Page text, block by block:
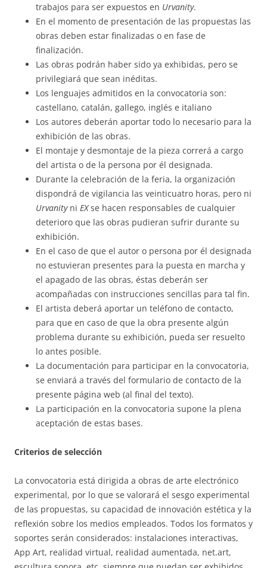
trabajos para ser expuestos en Urvanity.
En el momento de presentación de las propuestas las
obras deben estar finalizadas o en fase de
finalización.
Las obras podrán haber sido ya exhibidas, pero se
privilegiará que sean inéditas.
Los lenguajes admitidos en la convocatoria son:
castellano, catalán, gallego, inglés e italiano
Los autores deberán aportar todo lo necesario para la
exhibición de las obras.
El montaje y desmontaje de la pieza correrá a cargo
del artista o de la persona por él designada.
Durante la celebración de la feria, la organización
dispondrá de vigilancia las veinticuatro horas, pero ni
Urvanityni EXse hacen responsables de cualquier
deterioro que las obras pudieran sufrir durante su
exhibición.
En el caso de que el autor o persona por él designada
no estuvieran presentes para la puesta en marcha y
el apagado de las obras, éstas deberán ser
acompañadas con instrucciones sencillas para tal fin.
El artista deberá aportar un teléfono de contacto,
para que en caso de que la obra presente algún
problema durante su exhibición, pueda ser resuelto
lo antes posible.
La documentación para participar en la convocatoria,
se enviará a través del formulario de contacto de la
presente página web (al final del texto).
La participación en la convocatoria supone la plena
aceptación de estas bases.
Criterios de selección
La convocatoria está dirigida a obras de arte electrónico
experimental, por lo que se valorará el sesgo experimental
de las propuestas, su capacidad de innovación estética y la
reflexión sobre los medios empleados. Todos los formatos y
soportes serán considerados: instalaciones interactivas,
App Art, realidad virtual, realidad aumentada, net.art,